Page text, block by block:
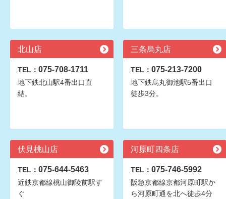
北山店
TEL： 075-708-1711
地下鉄北山駅4番出口直
結。
三条烏丸店
TEL： 075-213-7200
地下鉄烏丸御池駅5番出口
徒歩3分。
伏見桃山店
TEL： 075-644-5463
近鉄京都線桃山御陵前駅す
ぐ
河原町四条店
TEL： 075-746-5992
阪急京都線京都河原町駅か
ら河原町通を北へ徒歩4分